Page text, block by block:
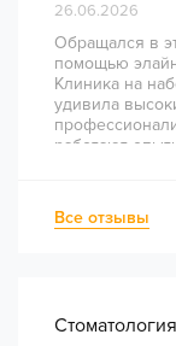
26.06.2026
Обращался в
помощью
Клиника на
удивила
работают
непростое
комфортно и
Все отзывы